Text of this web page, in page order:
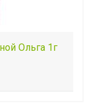
Ольга 1г